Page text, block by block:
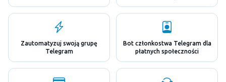
Zautomatyzuj swoją grupę
Telegram
Bot członkostwa Telegram dla
płatnych społeczności